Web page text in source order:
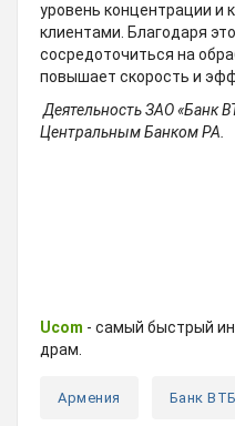
уровень концентрации и
клиентами. Благодаря
сосредоточиться на
повышает скорость и
Деятельность ЗАО «Банк
Центральным Банком РА.
Ucom - самый быстрый
драм.
Армения Банк